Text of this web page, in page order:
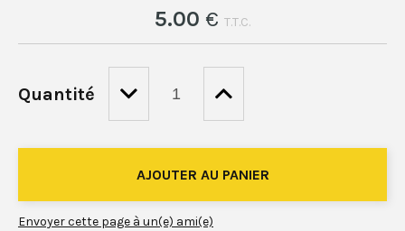
5.00 € T.T.C.
Quantité
Envoyer cette page à un(e) ami(e)